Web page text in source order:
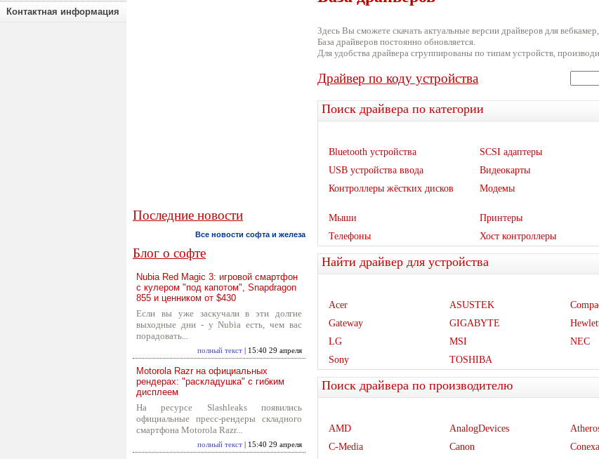
Контактная информация
Последние новости
Все новости софта и железа
Блог о софте
Nubia Red Magic 3: игровой смартфон
с кулером "под капотом", Snapdragon
855 и ценником от $430
Если вы уже заскучали в эти долгие
выходные дни - у Nubia есть, чем вас
порадовать...
полный текст | 15:40 29 апреля
Motorola Razr на официальных
рендерах: "раскладушка" с гибким
дисплеем
На ресурсе Slashleaks появились
официальные пресс-рендеры складного
смартфона Motorola Razr...
полный текст | 15:40 29 апреля
Здесь Вы сможете скачать актуальные версии драйверов для
База драйверов постоянно обновляется.
Для удобства драйвера сгруппированы по типам устройств,
Драйвер по коду устройства
Поиск драйвера по категории
Bluetooth устройства SCSI адаптеры
USB устройства ввода
Видеокарты
Контроллеры жёстких дисков
Модемы
Мыши
Принтеры
Телефоны
Хост контроллеры
Найти драйвер для устройства
Acer ASUSTEK
Gateway
GIGABYTE
LG
MSI NEC
Sony
TOSHIBA
Поиск драйвера по производителю
AMD AnalogDevices
C-Media
Canon